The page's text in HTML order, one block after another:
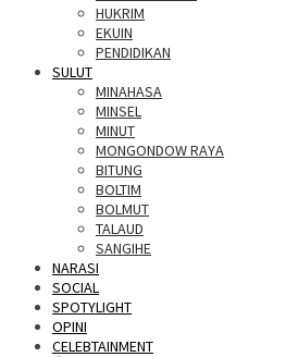
HUKRIM
EKUIN
PENDIDIKAN
SULUT
MINAHASA
MINSEL
MINUT
MONGONDOW RAYA
BITUNG
BOLTIM
BOLMUT
TALAUD
SANGIHE
NARASI
SOCIAL
SPOTYLIGHT
OPINI
CELEBTAINMENT